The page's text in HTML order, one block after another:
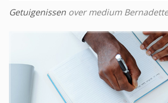
Getuigenissen over medium Bernadette